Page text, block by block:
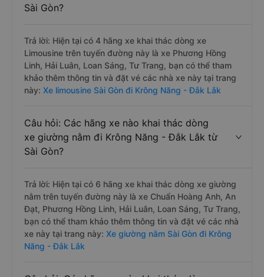
Sài Gòn?
Trả lời: Hiện tại có 4 hãng xe khai thác dòng xe
Limousine trên tuyến đường này là xe Phương Hồng
Linh, Hải Luân, Loan Sáng, Tư Trang, bạn có thể tham
khảo thêm thông tin và đặt vé các nhà xe này tại trang
này: Xe limousine Sài Gòn đi Krông Năng - Đắk Lắk
Câu hỏi: Các hãng xe nào khai thác dòng
xe giường nằm đi Krông Năng - Đắk Lắk từ
Sài Gòn?
Trả lời: Hiện tại có 6 hãng xe khai thác dòng xe giường
nằm trên tuyến đường này là xe Chuẩn Hoàng Anh, An
Đạt, Phương Hồng Linh, Hải Luân, Loan Sáng, Tư Trang,
bạn có thể tham khảo thêm thông tin và đặt vé các nhà
xe này tại trang này: Xe giường nằm Sài Gòn đi Krông
Năng - Đắk Lắk